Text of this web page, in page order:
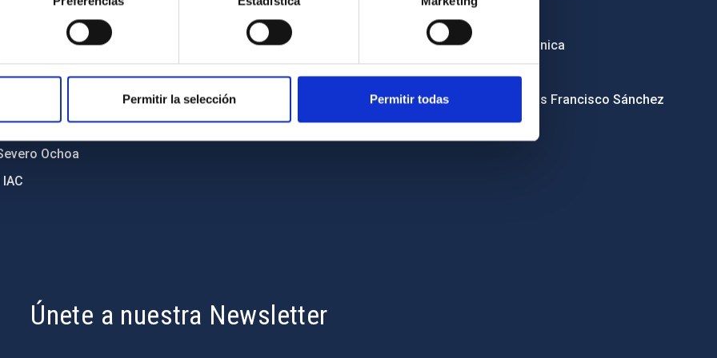
Permitir la selección Permitir todas
de género
y Sostenibilidad
externa
Ochoa
Política de cookies
Accesibilidad
RSS
Sede electrónica
Canal ético
Condolencias Francisco Sánchez
Únete a nuestra Newsletter